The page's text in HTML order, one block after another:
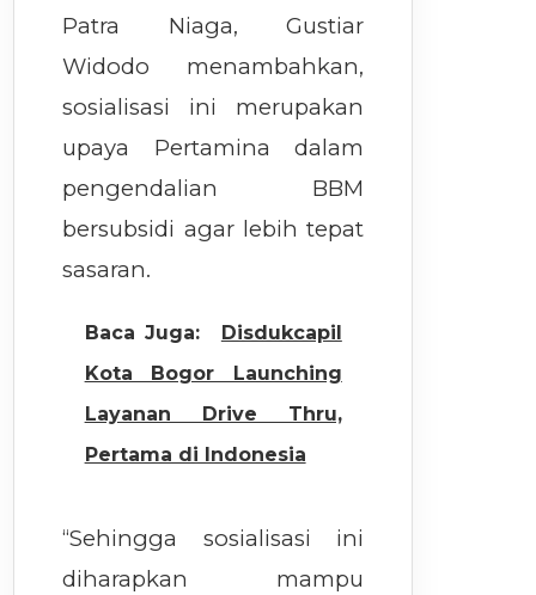
Patra Niaga, Gustiar
Widodo menambahkan,
sosialisasi ini merupakan
upaya Pertamina dalam
pengendalian BBM
bersubsidi agar lebih tepat
sasaran.
Baca Juga:
Disdukcapil
Kota Bogor Launching
Layanan Drive Thru,
Pertama di Indonesia
“Sehingga sosialisasi ini
diharapkan mampu